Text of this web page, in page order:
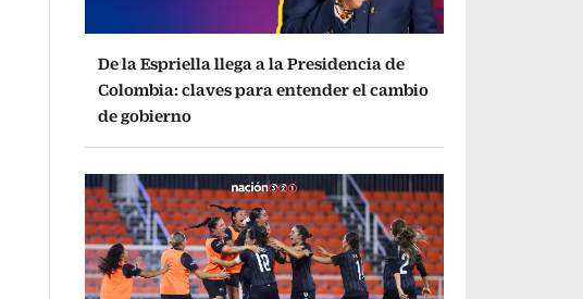
De la Espriella llega a la Presidencia de
Colombia: claves para entender el cambio
de gobierno